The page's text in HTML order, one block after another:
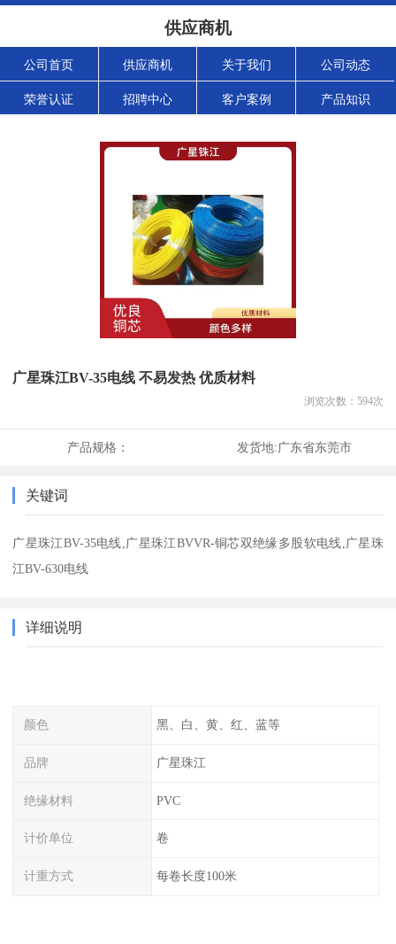
供应商机
公司首页 供应商机 关于我们 公司动态
荣誉认证 招聘中心 客户案例 产品知识
广星珠江BV-35电线 不易发热 优质材料
浏览次数： 594次
产品规格： 发货地:广东省东莞市
关键词
广星珠江BV-35电线,广星珠江BVVR-铜芯双绝缘多股软电线,广星珠
江BV-630电线
详细说明
颜色 黑、白、黄、红、蓝等
品牌 广星珠江
绝缘材料 PVC
计价单位 卷
计重方式 每卷长度100米